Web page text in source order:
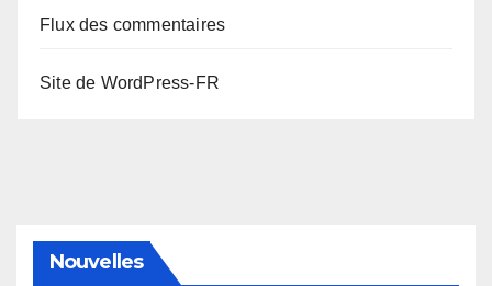
Flux des commentaires
Site de WordPress-FR
Nouvelles